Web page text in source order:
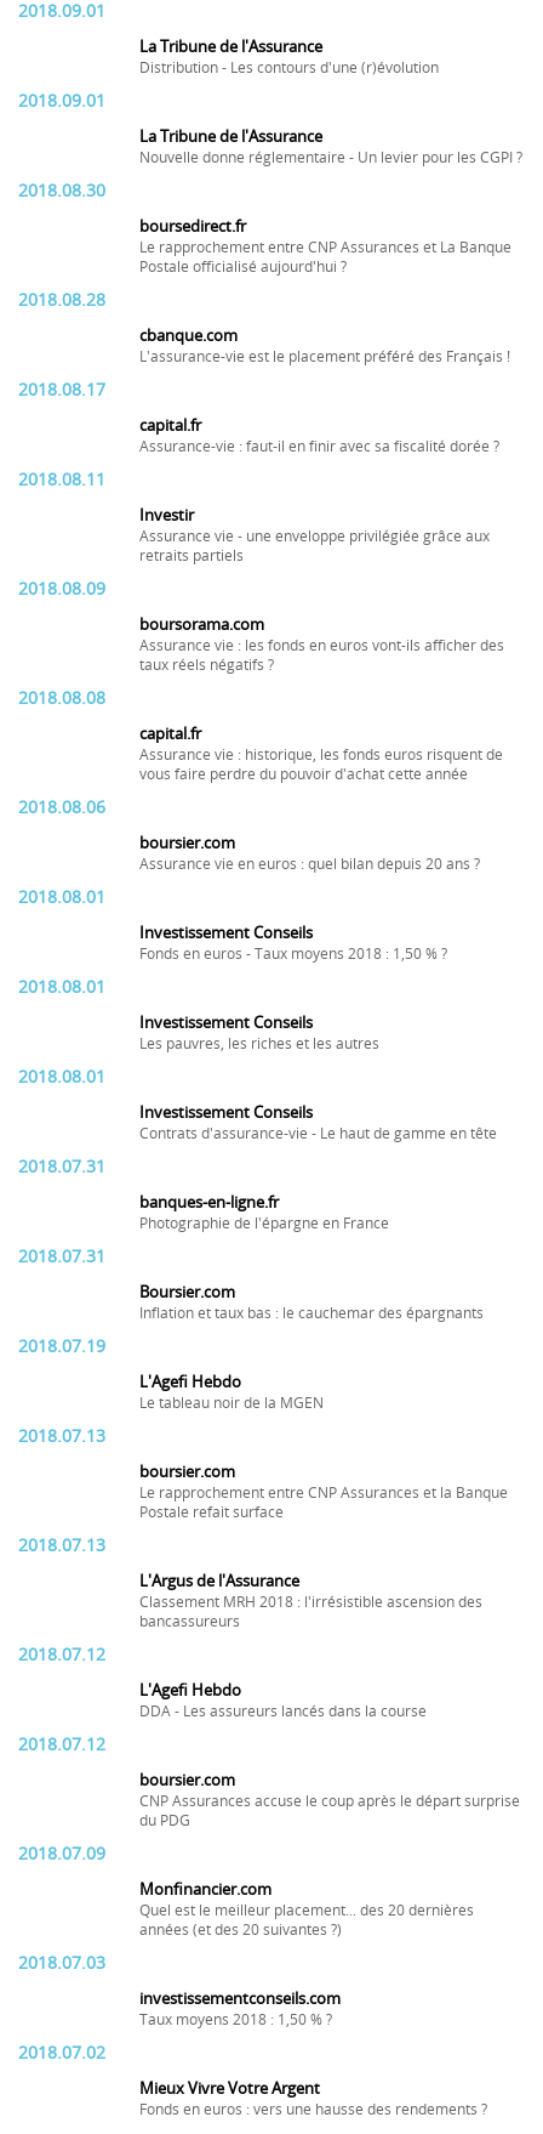
2018.09.01
La Tribune de l'Assurance
Distribution - Les contours d'une (r)évolution
2018.09.01
La Tribune de l'Assurance
Nouvelle donne réglementaire - Un levier pour les CGPI ?
2018.08.30
boursedirect.fr
Le rapprochement entre CNP Assurances et La Banque
Postale officialisé aujourd'hui ?
2018.08.28
cbanque.com
L'assurance-vie est le placement préféré des Français !
2018.08.17
capital.fr
Assurance-vie : faut-il en finir avec sa fiscalité dorée ?
2018.08.11
Investir
Assurance vie - une enveloppe privilégiée grâce aux
retraits partiels
2018.08.09
boursorama.com
Assurance vie : les fonds en euros vont-ils afficher des
taux réels négatifs ?
2018.08.08
capital.fr
Assurance vie : historique, les fonds euros risquent de
vous faire perdre du pouvoir d'achat cette année
2018.08.06
boursier.com
Assurance vie en euros : quel bilan depuis 20 ans ?
2018.08.01
Investissement Conseils
Fonds en euros - Taux moyens 2018 : 1,50 % ?
2018.08.01
Investissement Conseils
Les pauvres, les riches et les autres
2018.08.01
Investissement Conseils
Contrats d'assurance-vie - Le haut de gamme en tête
2018.07.31
banques-en-ligne.fr
Photographie de l'épargne en France
2018.07.31
Boursier.com
Inflation et taux bas : le cauchemar des épargnants
2018.07.19
L'Agefi Hebdo
Le tableau noir de la MGEN
2018.07.13
boursier.com
Le rapprochement entre CNP Assurances et la Banque
Postale refait surface
2018.07.13
L'Argus de l'Assurance
Classement MRH 2018 : l'irrésistible ascension des
bancassureurs
2018.07.12
L'Agefi Hebdo
DDA - Les assureurs lancés dans la course
2018.07.12
boursier.com
CNP Assurances accuse le coup après le départ surprise
du PDG
2018.07.09
Monfinancier.com
Quel est le meilleur placement... des 20 dernières
années (et des 20 suivantes ?)
2018.07.03
investissementconseils.com
Taux moyens 2018 : 1,50 % ?
2018.07.02
Mieux Vivre Votre Argent
Fonds en euros : vers une hausse des rendements ?